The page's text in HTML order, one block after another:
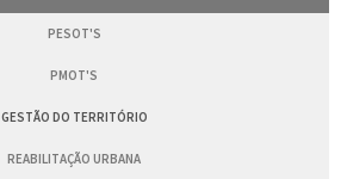
PESOT'S
PMOT'S
GESTÃO DO TERRITÓRIO
REABILITAÇÃO URBANA